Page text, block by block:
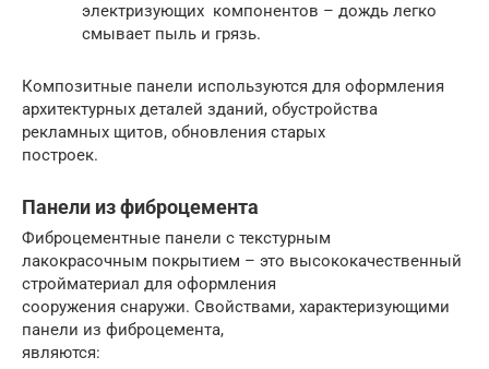
электризующих компонентов – дождь легко
смывает пыль и грязь.
Композитные панели используются для оформления
архитектурных деталей зданий, обустройства
рекламных щитов, обновления старых
построек.
Панели из фиброцемента
Фиброцементные панели с текстурным
лакокрасочным покрытием – это высококачественный
стройматериал для оформления
сооружения снаружи. Свойствами, характеризующими
панели из фиброцемента,
являются: